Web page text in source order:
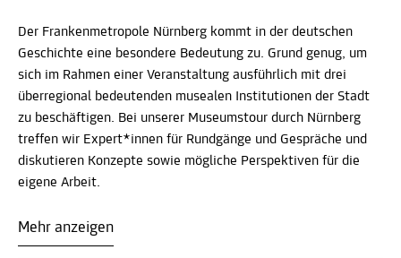
Der Frankenmetropole Nürnberg kommt in der deutschen
Geschichte eine besondere Bedeutung zu. Grund genug, um
sich im Rahmen einer Veranstaltung ausführlich mit drei
überregional bedeutenden musealen Institutionen der Stadt
zu beschäftigen. Bei unserer Museumstour durch Nürnberg
treffen wir Expert*innen für Rundgänge und Gespräche und
diskutieren Konzepte sowie mögliche Perspektiven für die
eigene Arbeit.
Mehr anzeigen